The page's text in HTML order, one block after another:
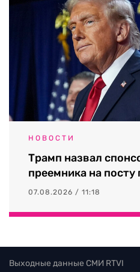
НОВОСТИ
Трамп назвал
преемника на
07.08.2026 / 11:18
Выходные данные СМИ RTVI